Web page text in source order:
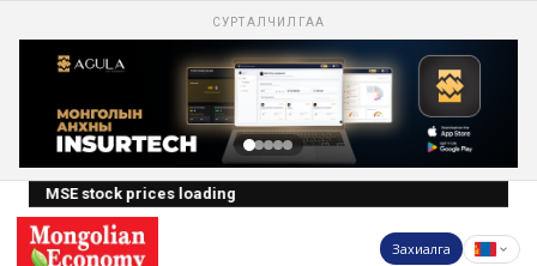
СУРТАЛЧИЛГАА
MSE stock prices loading
Захиалга